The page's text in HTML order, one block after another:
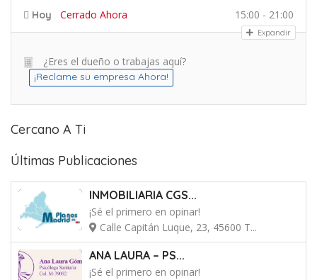
Hoy Cerrado Ahora 15:00 - 21:00
Expandir
¿Eres el dueño o trabajas aquí?
¡Reclame su empresa Ahora!
Cercano A Ti
Últimas Publicaciones
INMOBILIARIA CGS...
¡Sé el primero en opinar!
Calle Capitán Luque, 23, 45600 T...
ANA LAURA – PS...
¡Sé el primero en opinar!